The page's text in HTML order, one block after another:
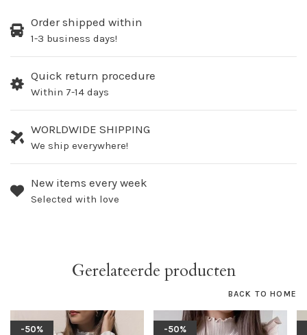
Order shipped within
1-3 business days!
Quick return procedure
Within 7-14 days
WORLDWIDE SHIPPING
We ship everywhere!
New items every week
Selected with love
Gerelateerde producten
BACK TO HOME
-50% -50%